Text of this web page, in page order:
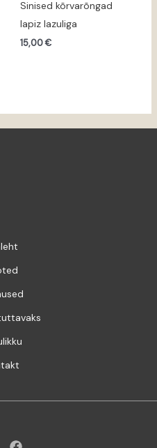
Sinised kõrvarõngad
lapiz lazuliga
15,00€